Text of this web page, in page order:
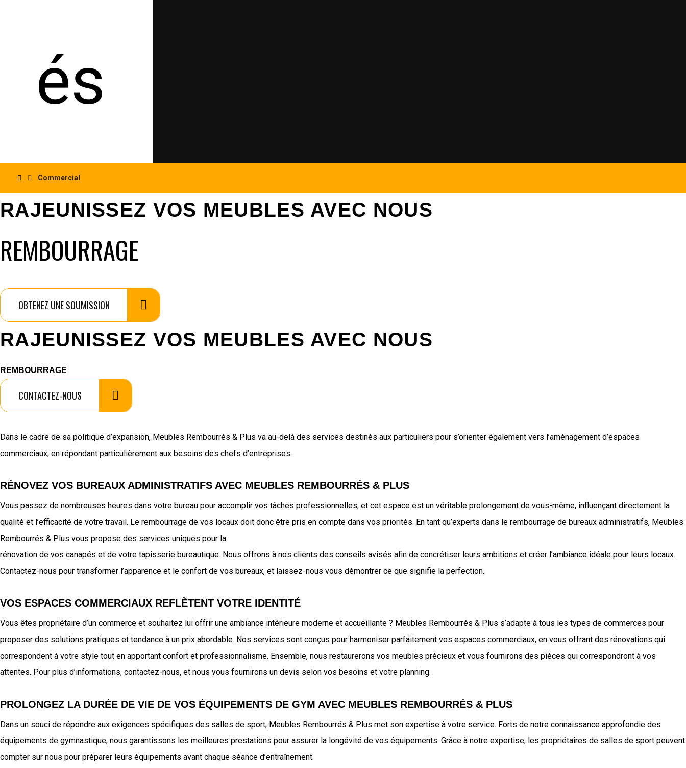
Commercial
RAJEUNISSEZ VOS MEUBLES AVEC NOUS
REMBOURRAGE
OBTENEZ UNE SOUMISSION
RAJEUNISSEZ VOS MEUBLES AVEC NOUS
REMBOURRAGE
CONTACTEZ-NOUS
Dans le cadre de sa politique d’expansion, Meubles Rembourrés & Plus va au-delà des services destinés aux particuliers pour s’orienter également vers l’aménagement d’espaces
commerciaux, en répondant particulièrement aux besoins des chefs d’entreprises.
RÉNOVEZ VOS BUREAUX ADMINISTRATIFS AVEC MEUBLES REMBOURRÉS & PLUS
Vous passez de nombreuses heures dans votre bureau pour accomplir vos tâches professionnelles, et cet espace est un véritable prolongement de vous-même, influençant directement la
qualité et l’efficacité de votre travail. Le rembourrage de vos locaux doit donc être pris en compte dans vos priorités. En tant qu’experts dans le rembourrage de bureaux administratifs, Meubles
Rembourrés & Plus vous propose des services uniques pour la
rénovation de vos canapés et de votre tapisserie bureautique. Nous offrons à nos clients des conseils avisés afin de concrétiser leurs ambitions et créer l’ambiance idéale pour leurs locaux.
Contactez-nous pour transformer l’apparence et le confort de vos bureaux, et laissez-nous vous démontrer ce que signifie la perfection.
VOS ESPACES COMMERCIAUX REFLÈTENT VOTRE IDENTITÉ
Vous êtes propriétaire d’un commerce et souhaitez lui offrir une ambiance intérieure moderne et accueillante ? Meubles Rembourrés & Plus s’adapte à tous les types de commerces pour
proposer des solutions pratiques et tendance à un prix abordable. Nos services sont conçus pour harmoniser parfaitement vos espaces commerciaux, en vous offrant des rénovations qui
correspondent à votre style tout en apportant confort et professionnalisme. Ensemble, nous restaurerons vos meubles précieux et vous fournirons des pièces qui correspondront à vos
attentes. Pour plus d’informations, contactez-nous, et nous vous fournirons un devis selon vos besoins et votre planning.
PROLONGEZ LA DURÉE DE VIE DE VOS ÉQUIPEMENTS DE GYM AVEC MEUBLES REMBOURRÉS & PLUS
Dans un souci de répondre aux exigences spécifiques des salles de sport, Meubles Rembourrés & Plus met son expertise à votre service. Forts de notre connaissance approfondie des
équipements de gymnastique, nous garantissons les meilleures prestations pour assurer la longévité de vos équipements. Grâce à notre expertise, les propriétaires de salles de sport peuvent
compter sur nous pour préparer leurs équipements avant chaque séance d’entraînement.